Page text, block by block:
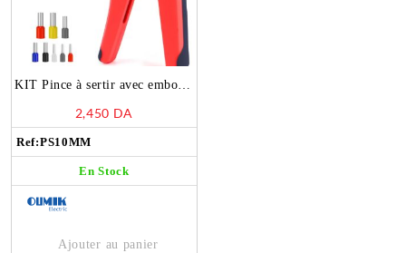
KIT Pince à sertir avec embouts
2,450 DA
Ref:PS10MM
En Stock
Ajouter au panier